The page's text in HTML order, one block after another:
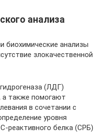
анализа
биохимические анализы
злокачественной
(ЛДГ)
а также помогают
в сочетании с
уровня
реактивного белка (СРБ)